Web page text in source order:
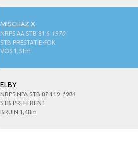
MISCHAZ X
NRPS AA STB 81.6 1970
STB PRESTATIE-FOK
VOS 1,51m
ELBY
NRPS NPA STB 87.119 1984
STB PREFERENT
BRUIN 1,48m